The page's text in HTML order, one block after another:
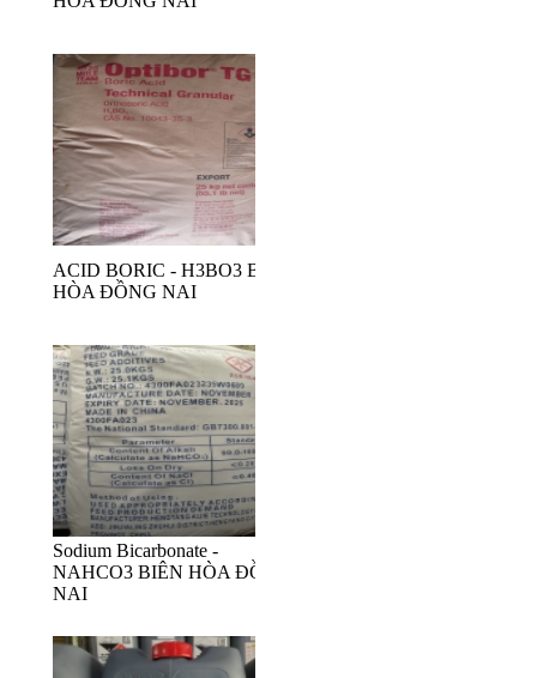
ACID BORIC - H3BO3 BIÊN
HÒA ĐỒNG NAI
Sodium Bicarbonate -
NAHCO3 BIÊN HÒA ĐỒNG
NAI